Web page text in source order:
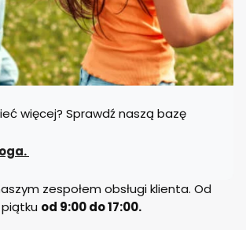
więcej? Sprawdź naszą bazę
zespołem obsługi klienta. Od
od 9:00 do 17:00.